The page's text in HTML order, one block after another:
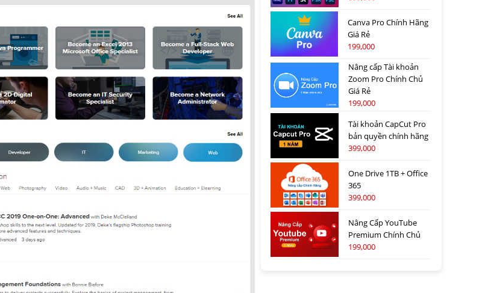
Canva Pro Chính Hãng
Giá Rẻ
199,000
Nâng cấp Tài khoản
Zoom Pro Chính Chủ
Giá Rẻ
199,000
Tài khoản CapCut Pro
bản quyền chính hãng
399,000
One Drive 1TB + Office
365
399,000
Nâng Cấp YouTube
Premium Chính Chủ
199,000